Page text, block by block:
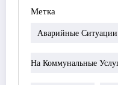
Метка
Аварийные
На Коммунальные